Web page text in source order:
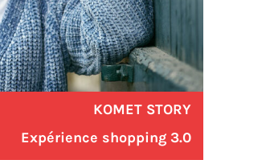
KOMET STORY
Expérience shopping 3.0